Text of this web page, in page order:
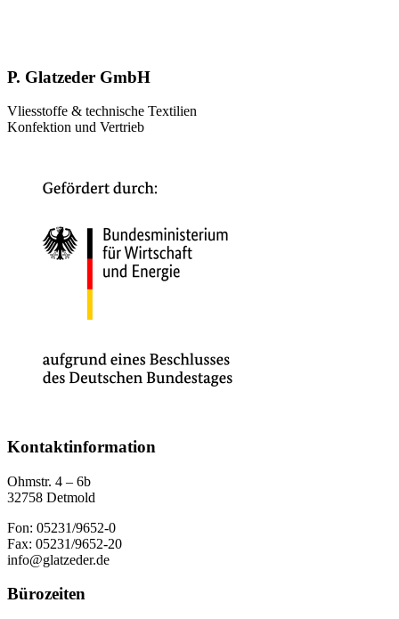
P. Glatzeder GmbH
Vliesstoffe & technische Textilien
Konfektion und Vertrieb
Kontaktinformation
Ohmstr. 4 – 6b
32758 Detmold
Fon: 05231/9652-0
Fax: 05231/9652-20
info@glatzeder.de
Bürozeiten